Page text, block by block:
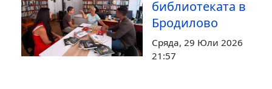
библиотеката в
Бродилово
Сряда, 29 Юли 2026
21:57